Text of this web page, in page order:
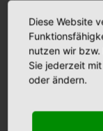
11.06.2026
Mitarbeitende
protestierten in
Diese Website
nutzen wir bzw.
Sie jederzeit
oder ändern.